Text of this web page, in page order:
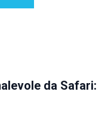
da Safari: